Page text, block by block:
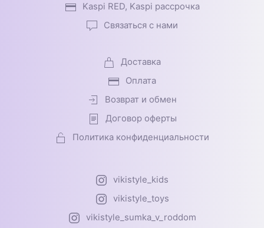
Kaspi RED, Kaspi рассрочка
Связаться с нами
Доставка
Оплата
Возврат и обмен
Договор оферты
Политика конфиденциальности
vikistyle_kids
vikistyle_toys
vikistyle_sumka_v_roddom